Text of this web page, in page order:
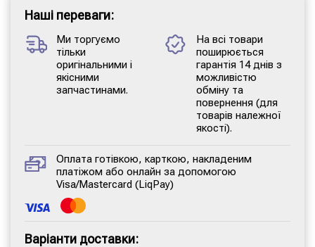
Наші переваги:
Ми торгуємо
тільки
оригінальними і
якісними
запчастинами.
На всі товари
поширюється
гарантія 14 днів з
можливістю
обміну та
повернення (для
товарів належної
якості).
Оплата готівкою, карткою, накладеним
платіжом або онлайн за допомогою
Visa/Mastercard (LiqPay)
Варіанти доставки: